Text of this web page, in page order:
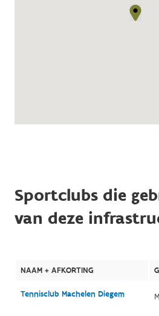
Sportclubs die
van deze
NAAM + AFKORTING
Tennisclub Machelen Diegem